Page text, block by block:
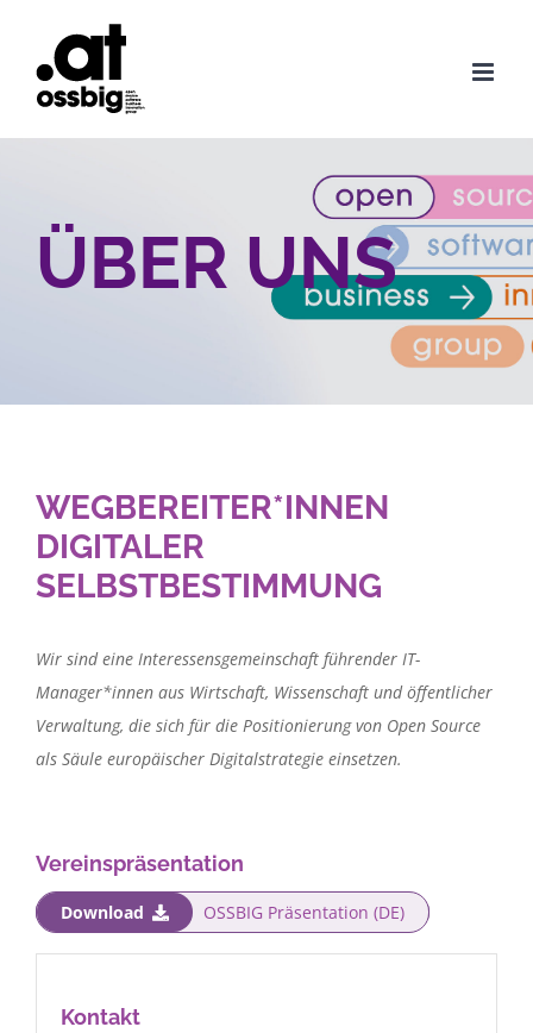
springen
ÜBER UNS
WEGBEREITER*INNEN
DIGITALER
SELBSTBESTIMMUNG
Wir sind eine Interessensgemeinschaft führender IT-
Manager*innen aus Wirtschaft, Wissenschaft und öffentlicher
Verwaltung, die sich für die Positionierung von Open Source
als Säule europäischer Digitalstrategie einsetzen.
Vereinspräsentation
Download OSSBIG Präsentation (DE)
Kontakt